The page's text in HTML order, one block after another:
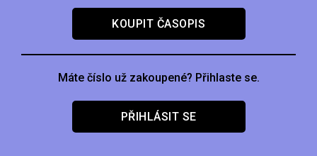
KOUPIT ČASOPIS
Máte číslo už zakoupené? Přihlaste se.
PŘIHLÁSIT SE